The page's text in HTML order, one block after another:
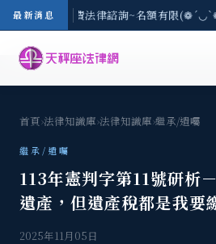
最新消息
3(一) 現場免費法律諮詢~名額有限
首頁›法律知識庫›法律知識庫›繼承/遺囑
繼承/遺囑
113年憲判字第11號研析
遺產，但遺產稅都是我要
2025年11月05日